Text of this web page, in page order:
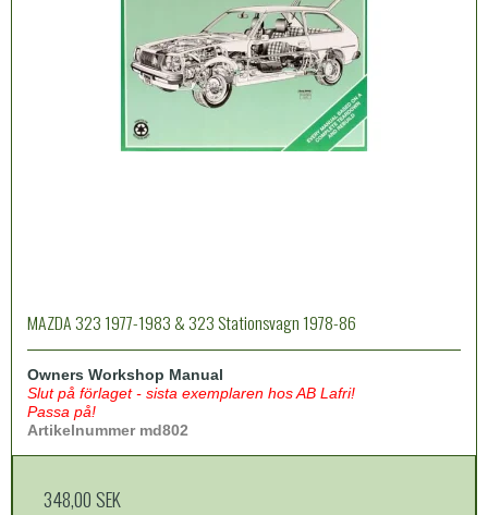
MAZDA 323 1977-1983 & 323 Stationsvagn 1978-86
Owners Workshop Manual
Slut på förlaget - sista exemplaren hos AB Lafri!
Passa på!
Artikelnummer md802
348,00 SEK